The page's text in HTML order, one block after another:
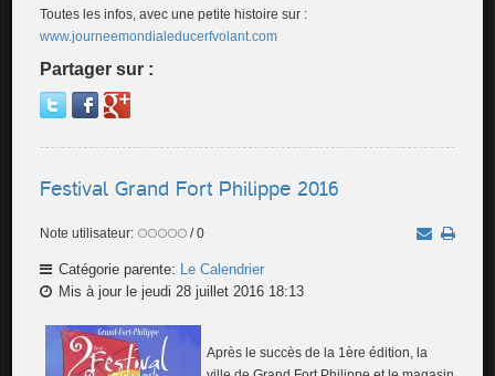
Toutes les infos, avec une petite histoire sur :
www.journeemondialeducerfvolant.com
Partager sur :
Festival Grand Fort Philippe 2016
Note utilisateur: / 0
Catégorie parente: Le Calendrier
Mis à jour le jeudi 28 juillet 2016 18:13
Après le succès de la 1ère édition, la